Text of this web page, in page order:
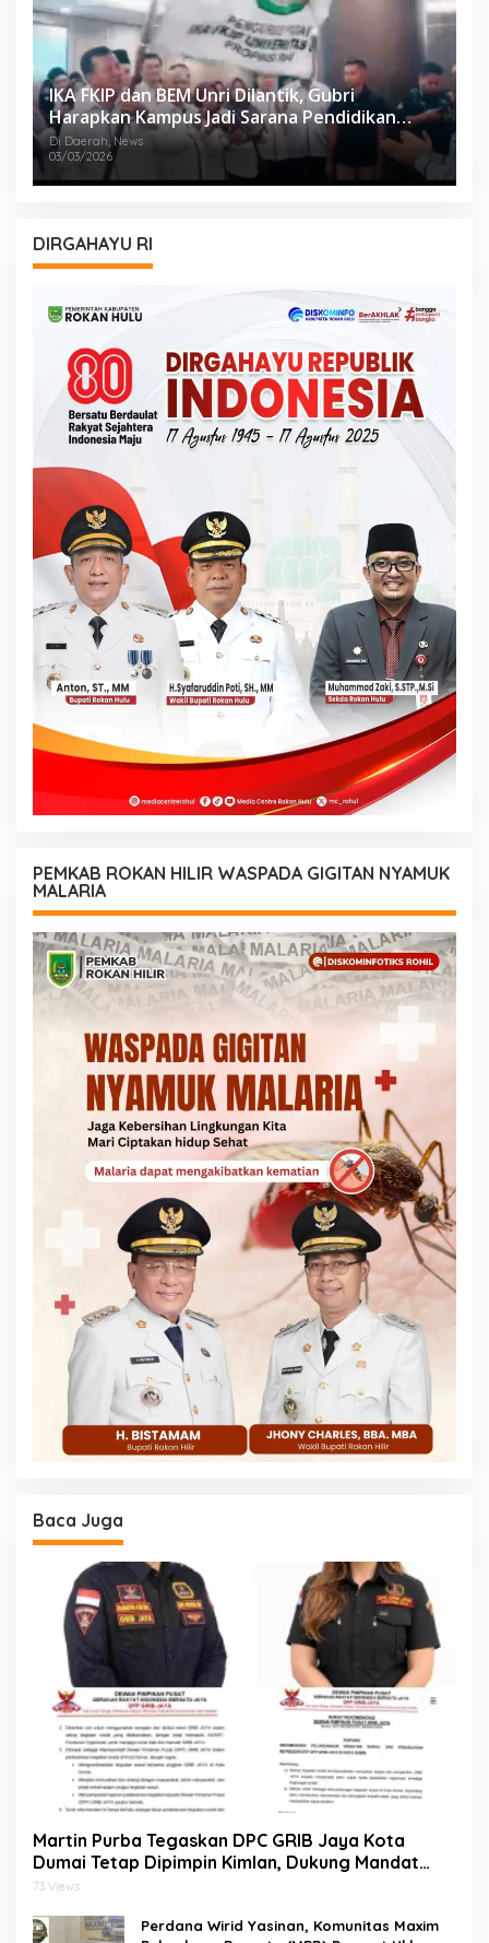
IKA FKIP dan BEM Unri Dilantik, Gubri
Harapkan Kampus Jadi Sarana Pendidikan
Moral yang Baik
Di Daerah, News
03/03/2026
DIRGAHAYU RI
PEMKAB ROKAN HILIR WASPADA GIGITAN NYAMUK
MALARIA
Baca Juga
Martin Purba Tegaskan DPC GRIB Jaya Kota
Dumai Tetap Dipimpin Kimlan, Dukung Mandat
DPP kepada Agus Tera Jalankan Kegiatan Sosial
73 Views
Perdana Wirid Yasinan, Komunitas Maxim